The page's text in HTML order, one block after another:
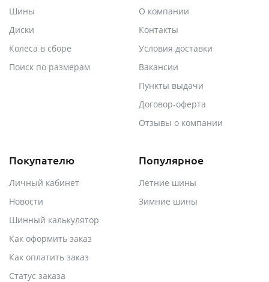
Шины
Диски
Колеса в сборе
Поиск по размерам
О компании
Контакты
Условия доставки
Вакансии
Пункты выдачи
Договор-оферта
Отзывы о компании
Покупателю
Личный кабинет
Новости
Шинный калькулятор
Как оформить заказ
Как оплатить заказ
Статус заказа
Популярное
Летние шины
Зимние шины